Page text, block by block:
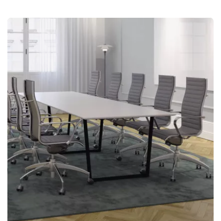
T-voeten. Ruim en duurzaam laminaatblad. Verstelbare poten.
Slim gevormd tafelblad voor sociale vergaderingen.
Stapelbare stoel met beklede zitting.
om de vergaderstoelen erin te zetten zonder dat de poten in
de weg zitten. De poten zijn ook voorzien van verstelbare
poten waarmee u de tafel kunt aanpassen als de vloer ongelijk
is. Eenvoudige reiniging met laminaatblad Het tafelblad is
vlekbestendig en lichtbestendig materiaal. Het duurzame
tafelblad is gemakkelijk schoon te vegen met een vochtige
doek, zodat u vetvlekken, kruimels en gemorste koffie na
afloop van een vergadering snel en efficiënt kunt verwijderen.
Comfortabele en stijlvolle conferentiestoel met volledig
gestoffeerde zitting De Ana 4340SR is een uitstekende
conferentiestoel die een uitstekend zitcomfort biedt, dankzij
de volledig gestoffeerde zitting waardoor u de hele
vergadering comfortabel kunt zitten. Met zijn slanke poten
heeft de stoel ook een mooie en luchtige uitstraling die
gemakkelijk in elke omgeving past. Stapel de stoelen voor
ruimtebesparende opslag De zeer veelzijdige stoel Ana kan
tot tien hoog worden gestapeld. Dit geeft u een geweldige
conferentiestoel die gemakkelijk kan worden opgeborgen